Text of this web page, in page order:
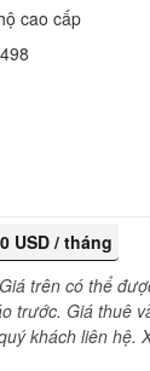
cao cấp
USD / tháng
trên có thể
trước. Giá thuê
khách liên hệ.